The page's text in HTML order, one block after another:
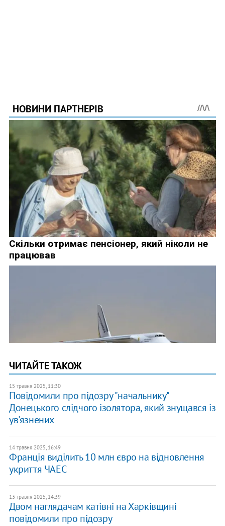
ЧИТАЙТЕ ТАКОЖ
15 травня 2025, 11:30
Повідомили про підозру "начальнику"
Донецького слідчого ізолятора, який знущався із
ув'язнених
14 травня 2025, 16:49
Франція виділить 10 млн євро на відновлення
укриття ЧАЕС
13 травня 2025, 14:39
Двом наглядачам катівні на Харківщині
повідомили про підозру